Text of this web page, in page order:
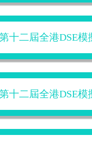
十二屆全港DSE模
十二屆全港DSE模